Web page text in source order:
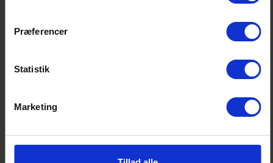
Præferencer
Statistik
Marketing
økonomiske vækst. Universiteterne skal have mulighed
for at uddanne flere af dem, der er efterspørgsel på.
Det rimer regeringens dimensioneringstiltag desværre
ikke på.
International arbejdskraft
internationale talenter for at sikre danske